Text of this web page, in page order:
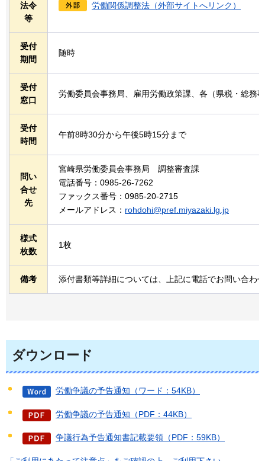
法令
等
労働関係調整法（外部サイトへリンク）
受付
期間
随時
受付
窓口
労働委員会事務局、雇用労働政策課、各（県税・総務
受付
時間
午前8時30分から午後5時15分まで
問い
合せ
先
宮崎県労働委員会事務局 調整審査課
電話番号：0985-26-7262
ファックス番号：0985-20-2715
メールアドレス： rohdohi@pref.miyazaki.lg.jp
様式
枚数
1枚
備考 添付書類等詳細については、上記に電話でお問い合わ
ダウンロード
労働争議の予告通知（ワード：54KB）
労働争議の予告通知（PDF：44KB）
争議行為予告通知書記載要領（PDF：59KB）